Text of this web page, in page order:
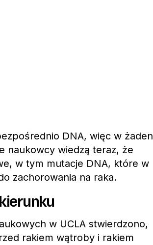
DNA, więc w żaden
naukowcy wiedzą teraz, że
w tym mutacje DNA, które w
zachorowania na raka.
w UCLA stwierdzono,
rakiem wątroby i rakiem